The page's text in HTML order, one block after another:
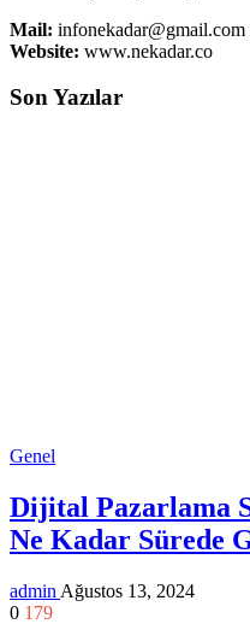
Mail: infonekadar@gmail.com
Website: www.nekadar.co
Son Yazılar
Genel
Dijital Pazarlama
Ne Kadar Sürede
admin Ağustos 13, 2024
0 179